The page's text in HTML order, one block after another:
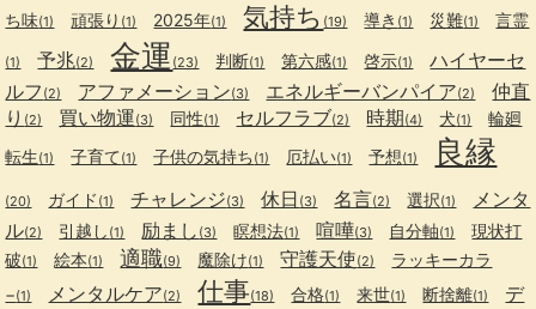
ち味(1) 頑張り (1) 2025年(1) 気持ち (19) 導き (1) 災難(1) 言霊
(1) 予兆(2) 金運 (23) 判断(1) 第六感(1) 啓示(1)
ハイヤーセ
ルフ (2) アファメーション(3) エネルギーバンパイア(2)
仲直
り (2) 買い物運(3) 同性(1) セルフラブ(2) 時期(4) 犬(1)
輪廻
転生(1) 子育て(1) 子供の気持ち(1) 厄払い(1) 予想(1) 良縁
(20) ガイド (1) チャレンジ(3) 休日 (3) 名言(2) 選択(1)
メンタ
ル(2) 引越し (1) 励まし (3) 瞑想法(1) 喧嘩(3) 自分軸(1)
現状打
破(1) 絵本(1) 適職(9) 魔除け(1) 守護天使(2)
ラッキーカラ
−(1) メンタルケア(2) 仕事(18) 合格(1) 来世(1) 断捨離(1)
デ